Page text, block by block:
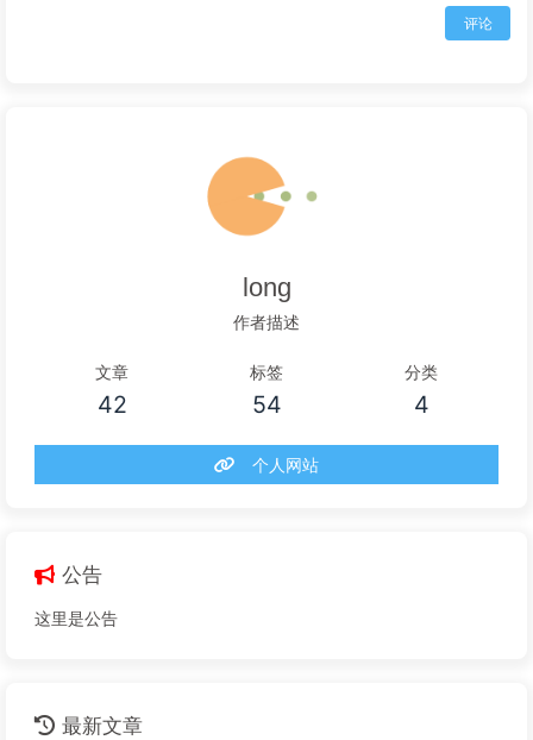
评论
long
作者描述
文章
42
标签
54
分类
4
个人网站
公告
这里是公告
最新文章